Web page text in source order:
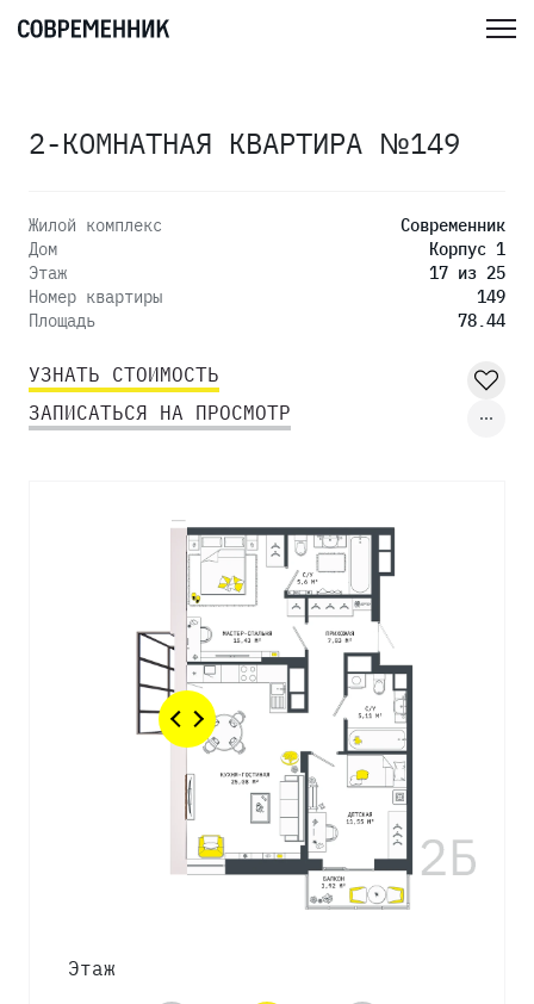
2-КОМНАТНАЯ КВАРТИРА №149
Жилой комплекс
Современник
Дом
Корпус 1
Этаж
17 из 25
Номер квартиры
149
Площадь
78.44
УЗНАТЬ СТОИМОСТЬ
ЗАПИСАТЬСЯ НА ПРОСМОТР
Этаж